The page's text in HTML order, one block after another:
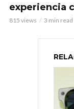
experiencia
815 views 3 min read